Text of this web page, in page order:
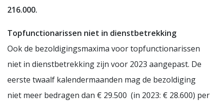
216.000.
Topfunctionarissen niet in dienstbetrekking
Ook de bezoldigingsmaxima voor topfunctionarissen
niet in dienstbetrekking zijn voor 2023 aangepast. De
eerste twaalf kalendermaanden mag de bezoldiging
niet meer bedragen dan € 29.500 (in 2023: € 28.600) per